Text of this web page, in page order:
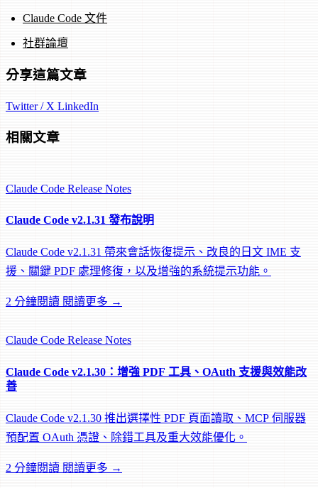
Claude Code 文件
社群論壇
分享這篇文章
Twitter / X LinkedIn
相關文章
Claude Code Release Notes
Claude Code v2.1.31 發布說明
Claude Code v2.1.31 帶來會話恢復提示、改良的日文 IME 支
援、關鍵 PDF 處理修復，以及增強的系統提示功能。
2 分鐘閱讀 閱讀更多 →
Claude Code Release Notes
Claude Code v2.1.30：增強 PDF 工具、OAuth 支援與效能改
善
Claude Code v2.1.30 推出選擇性 PDF 頁面讀取、MCP 伺服器
預配置 OAuth 憑證、除錯工具及重大效能優化。
2 分鐘閱讀 閱讀更多 →